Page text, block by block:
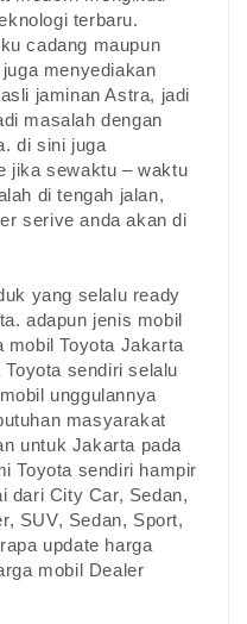
terbaru.
cadang maupun
menyediakan
jaminan Astra, jadi
masalah dengan
di sini juga
jika sewaktu – waktu
di tengah jalan,
serive anda akan di
yang selalu ready
adapun jenis mobil
mobil Toyota Jakarta
sendiri selalu
unggulannya
masyarakat
untuk Jakarta pada
Toyota sendiri hampir
dari City Car, Sedan,
SUV, Sedan, Sport,
update harga
mobil Dealer